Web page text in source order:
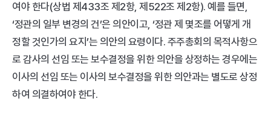
여야 한다(상법 제433조 제2항, 제522조 제2항). 예를 들면,
‘정관의 일부 변경의 건’은 의안이고, ‘정관 제 몇조를 어떻게 개
정할 것인가의 요지’는 의안의 요령이다. 주주총회의 목적사항으
로 감사의 선임 또는 보수결정을 위한 의안을 상정하는 경우에는
이사의 선임 또는 이사의 보수결정을 위한 의안과는 별도로 상정
하여 의결하여야 한다.